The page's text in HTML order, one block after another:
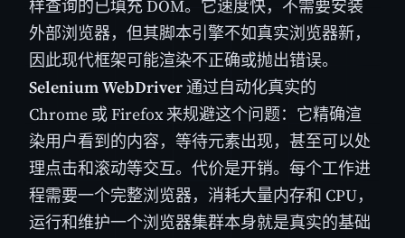
样查询的已填充 DOM。它速度快，不需要安装
外部浏览器，但其脚本引擎不如真实浏览器新，
因此现代框架可能渲染不正确或抛出错误。
Selenium WebDriver通过自动化真实的
Chrome 或 Firefox 来规避这个问题：它精确渲
染用户看到的内容，等待元素出现，甚至可以处
理点击和滚动等交互。代价是开销。每个工作进
程需要一个完整浏览器，消耗大量内存和 CPU，
运行和维护一个浏览器集群本身就是真实的基础